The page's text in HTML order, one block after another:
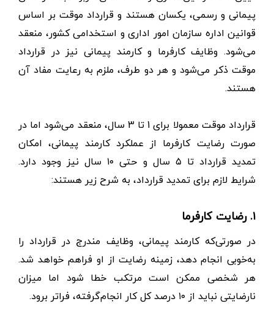
پیمانی و رسمی، یکسان هستند و قرارداد موقت بر اساس
قوانین اداره سازمان امور اداری و استخدامی کشور، منعقد
می‌شود. وظایف کارفرما و کارمند پیمانی نیز در قرارداد
موقت ذکر می‌شود و هر دو طرف، ملزم به رعایت مفاد آن
هستند.
قرارداد موقت معمولا برای 1 تا 3 سال، منعقد می‌شود اما در
صورت رضایت کارفرما از عملکرد کارمند پیمانی، امکان
تمدید قرارداد تا ۵ سال و حتی ۱۰ سال نیز وجود دارد.
شرایط لازم برای تمدید قرارداد، به شرح زیر هستند:
۱. رضایت کارفرما
در صورتی‌که کارمند پیمانی، وظایف مندرج در قرارداد را
به‌خوبی انجام دهد، زمینه رضایت از او فراهم خواهد شد.
هر شخصی ممکن است مرتکب خطا شود اما میزان
نارضایتی نباید از ۱۰ درصد کل کار انجام‌گرفته، فراتر برود.